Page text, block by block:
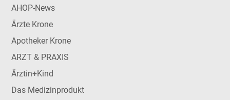
AHOP-News
Ärzte Krone
Apotheker Krone
ARZT & PRAXIS
Ärztin+Kind
Das Medizinprodukt